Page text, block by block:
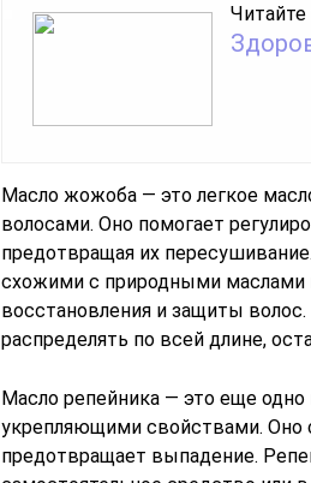
Масло жожоба — это легкое
волосами. Оно помогает
предотвращая их
схожими с природными маслами
восстановления и защиты
распределять по всей длине,
Масло репейника — это еще
укрепляющими свойствами. Оно
предотвращает выпадение.